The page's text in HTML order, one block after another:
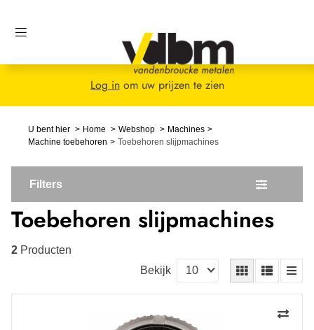
Log inom uw prijzen te zien
U bent hier Home Webshop
Machines
Machine toebehoren
Toebehoren slijpmachines
Filters
Toebehoren slijpmachines
2 Producten
Bekijk